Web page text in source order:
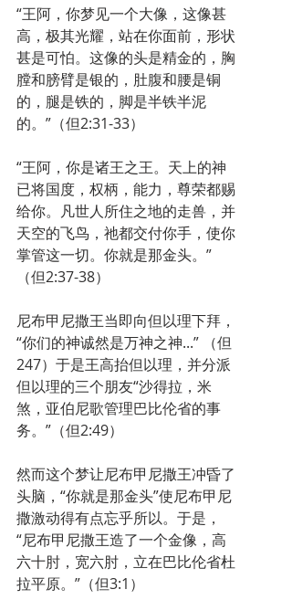
“王阿，你梦见一个大像，这像甚
高，极其光耀，站在你面前，形状
甚是可怕。这像的头是精金的，胸
膛和膀臂是银的，肚腹和腰是铜
的，腿是铁的，脚是半铁半泥
的。”（但2:31-33）
“王阿，你是诸王之王。天上的神
已将国度，权柄，能力，尊荣都赐
给你。凡世人所住之地的走兽，并
天空的飞鸟，祂都交付你手，使你
掌管这一切。你就是那金头。”
（但2:37-38）
尼布甲尼撒王当即向但以理下拜，
“你们的神诚然是万神之神...” （但
247）于是王高抬但以理，并分派
但以理的三个朋友“沙得拉，米
煞，亚伯尼歌管理巴比伦省的事
务。”（但2:49）
然而这个梦让尼布甲尼撒王冲昏了
头脑，“你就是那金头”使尼布甲尼
撒激动得有点忘乎所以。于是，
“尼布甲尼撒王造了一个金像，高
六十肘，宽六肘，立在巴比伦省杜
拉平原。”（但3:1）